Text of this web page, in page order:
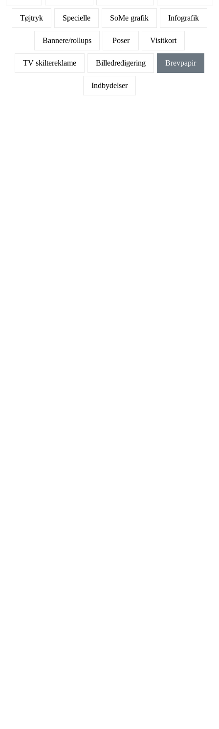
Tøjtryk Specielle SoMe grafik Infografik
Bannere/rollups Poser Visitkort
TV skiltereklame Billedredigering Brevpapir
Indbydelser